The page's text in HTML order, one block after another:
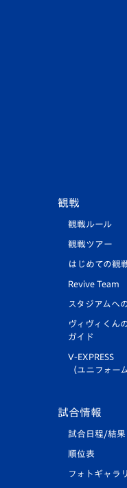
観戦
観戦ルール
観戦ツアー
はじめての観
Revive Team
スタジアムへ
ヴィヴィくん
ガイド
V-EXPRESS
（ユニフォー
試合情報
試合日程/結果
順位表
フォトギャラ